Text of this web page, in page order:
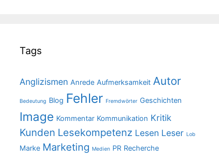
Tags
Anglizismen Anrede Aufmerksamkeit Autor
Bedeutung Blog Fehler Fremdwörter Geschichten
Image Kommentar Kommunikation Kritik
Kunden Lesekompetenz Lesen Leser Lob
Marke Marketing Medien PR Recherche